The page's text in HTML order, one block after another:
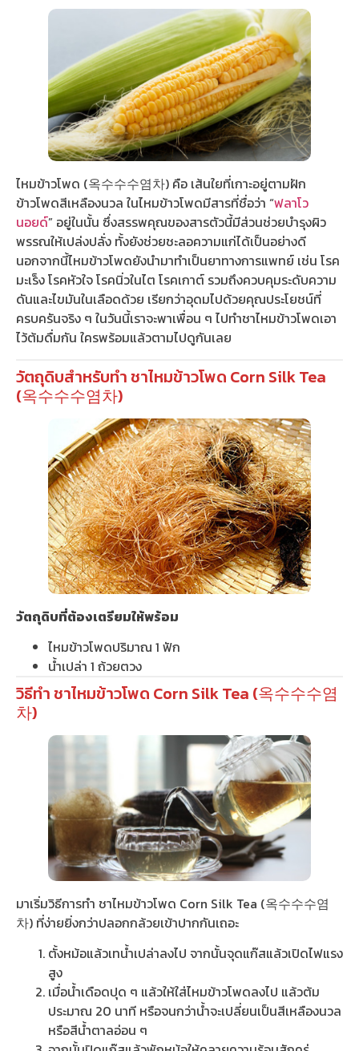
ไหมข้าวโพด (옥수수수염차) คือ เส้นใยที่เกาะอยู่ตามฝัก
ข้าวโพดสีเหลืองนวล ในไหมข้าวโพดมีสารที่ชื่อว่า “ฟลาโว
นอยด์” อยู่ในนั้น ซึ่งสรรพคุณของสารตัวนี้มีส่วนช่วยบำรุงผิว
พรรณให้เปล่งปลั่ง ทั้งยังช่วยชะลอความแก่ได้เป็นอย่างดี
นอกจากนี้ไหมข้าวโพดยังนำมาทำเป็นยาทางการแพทย์ เช่น โรค
มะเร็ง โรคหัวใจ โรคนิ่วในไต โรคเกาต์ รวมถึงควบคุมระดับความ
ดันและไขมันในเลือดด้วย เรียกว่าอุดมไปด้วยคุณประโยชน์ที่
ครบครันจริง ๆ ในวันนี้เราจะพาเพื่อน ๆ ไปทำชาไหมข้าวโพดเอา
ไว้ต้มดื่มกัน ใครพร้อมแล้วตามไปดูกันเลย
วัตถุดิบสำหรับทำ ชาไหมข้าวโพด Corn Silk Tea
(옥수수수염차)
วัตถุดิบที่ต้องเตรียมให้พร้อม
ไหมข้าวโพดปริมาณ 1 ฟัก
น้ำเปล่า 1 ถ้วยตวง
วิธีทำ ชาไหมข้าวโพด Corn Silk Tea (옥수수수염
차)
มาเริ่มวิธีการทำ ชาไหมข้าวโพด Corn Silk Tea (옥수수수염
차) ที่ง่ายยิ่งกว่าปลอกกล้วยเข้าปากกันเถอะ
ตั้งหม้อแล้วเทน้ำเปล่าลงไป จากนั้นจุดแก๊สแล้วเปิดไฟแรง
สูง
เมื่อน้ำเดือดปุด ๆ แล้วให้ใส่ไหมข้าวโพดลงไป แล้วต้ม
ประมาณ 20 นาที หรือจนกว่าน้ำจะเปลี่ยนเป็นสีเหลืองนวล
หรือสีน้ำตาลอ่อน ๆ